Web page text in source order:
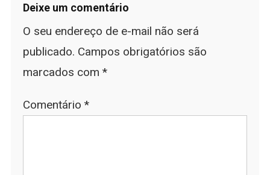
Deixe um comentário
O seu endereço de e-mail não será
publicado. Campos obrigatórios são
marcados com *
Comentário *